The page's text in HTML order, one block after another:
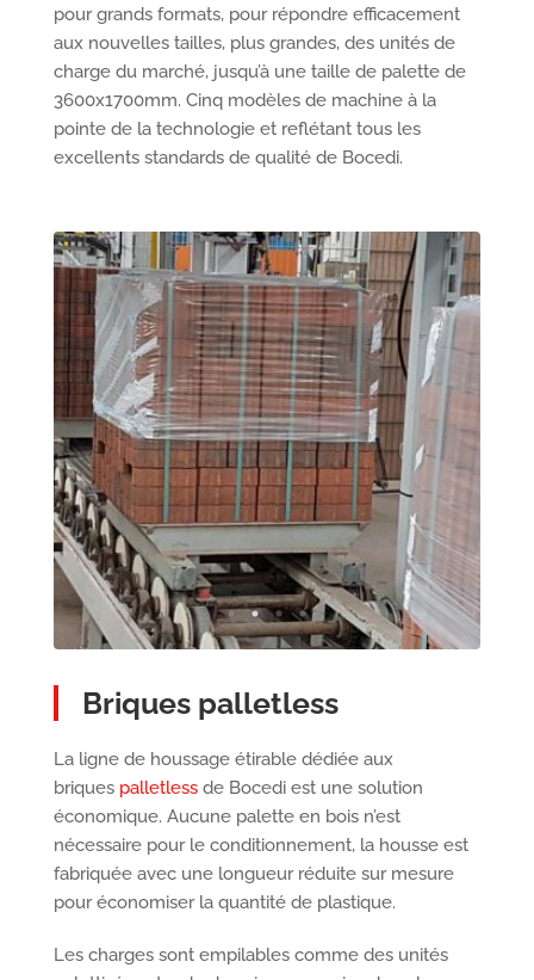
pour grands formats, pour répondre efficacement
aux nouvelles tailles, plus grandes, des unités de
charge du marché, jusqu’à une taille de palette de
3600x1700mm. Cinq modèles de machine à la
pointe de la technologie et reflétant tous les
excellents standards de qualité de Bocedi.
Briques palletless
La ligne de houssage étirable dédiée aux
briques palletlessde Bocedi est une solution
économique. Aucune palette en bois n’est
nécessaire pour le conditionnement, la housse est
fabriquée avec une longueur réduite sur mesure
pour économiser la quantité de plastique.
Les charges sont empilables comme des unités